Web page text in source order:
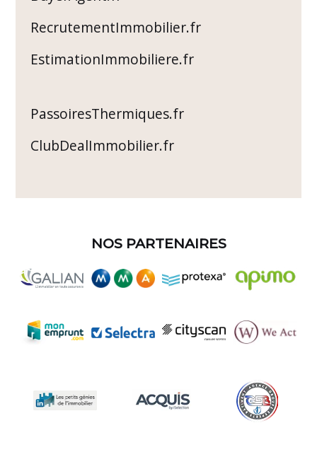
RecrutementImmobilier.fr
EstimationImmobiliere.fr
PassoiresThermiques.fr
ClubDealImmobilier.fr
NOS PARTENAIRES